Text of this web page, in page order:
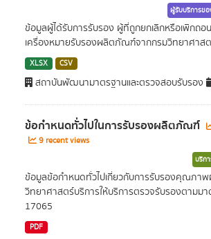
ผู้รับบริการข
ข้อมูลผู้ได้รับการรับรอง ผู้ที่ถูกยกเลิกหรือเพิกถอ
เครื่องหมายรับรองผลิตภัณฑ์จากกรมวิทยาศาส
XLSX CSV
สถาบันพัฒนามาตรฐานและตรวจสอบรับรอง
ข้อกำหนดทั่วไปในการรับรองผลิตภัณฑ์
9 recent views
บริก
ข้อมูลข้อกำหนดทั่วไปเกี่ยวกับการรับรองคุณภ
วิทยาศาสตร์บริการให้บริการตรวจรับรองตามมา
17065
PDF